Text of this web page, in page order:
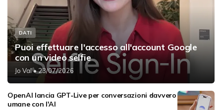
DATI
Puoi effettuare l'accesso all'account Google
con un video selfie
Jo Val• 23/07/2026
OpenAI lancia GPT‑Live per conversazioni davvero
umane con l'AI